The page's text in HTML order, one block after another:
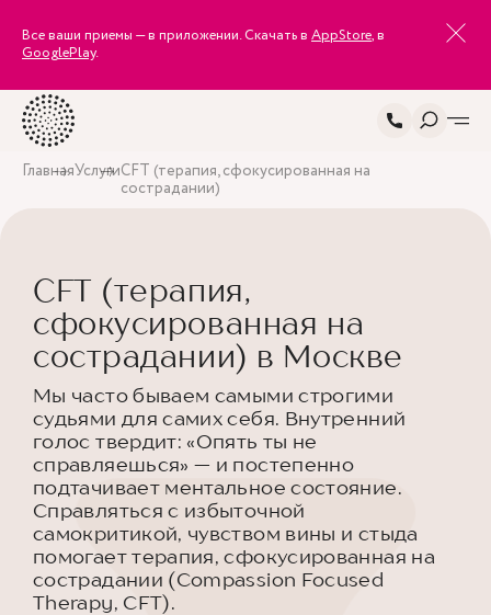
Все ваши приемы — в приложении. Скачать в AppStore, в
GooglePlay.
ГлавнаяУслугиCFT (терапия, сфокусированная на
сострадании)
CFT (терапия,
сфокусированная на
сострадании) в Москве
Мы часто бываем самыми строгими
судьями для самих себя. Внутренний
голос твердит: «Опять ты не
справляешься» — и постепенно
подтачивает ментальное состояние.
Справляться с избыточной
самокритикой, чувством вины и стыда
помогает терапия, сфокусированная на
сострадании (Compassion Focused
Therapy, CFT).